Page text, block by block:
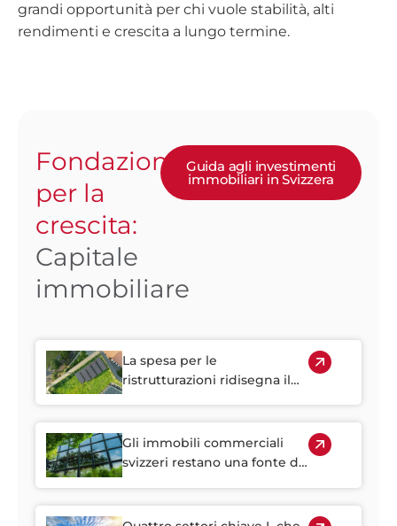
grandi opportunità per chi vuole stabilità, alti
rendimenti e crescita a lungo termine.
Fondazione
per la
crescita:
Capitale
immobiliare
Guida agli investimenti
immobiliari in Svizzera
La spesa per le
ristrutturazioni ridisegna il
svizzero
Gli immobili commerciali
svizzeri restano una fonte di